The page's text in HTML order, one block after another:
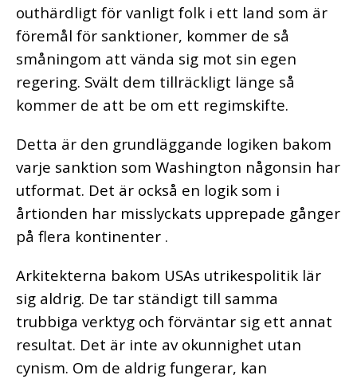
outhärdligt för vanligt folk i ett land som är
föremål för sanktioner, kommer de så
småningom att vända sig mot sin egen
regering. Svält dem tillräckligt länge så
kommer de att be om ett regimskifte.
Detta är den grundläggande logiken bakom
varje sanktion som Washington någonsin har
utformat. Det är också en logik som i
årtionden har misslyckats upprepade gånger
på flera kontinenter .
Arkitekterna bakom USAs utrikespolitik lär
sig aldrig. De tar ständigt till samma
trubbiga verktyg och förväntar sig ett annat
resultat. Det är inte av okunnighet utan
cynism. Om de aldrig fungerar, kan